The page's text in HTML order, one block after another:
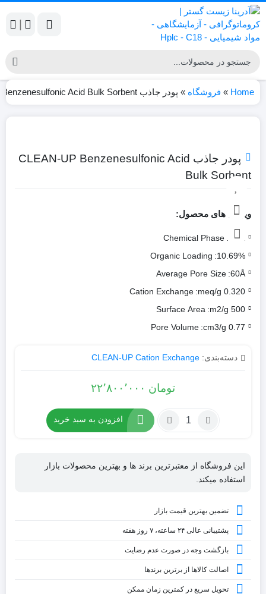
Home
» فروشگاه » پودر جاذب CLEAN-UP Benzenesulfonic Acid Bulk Sorbent
پودر جاذب CLEAN-UP Benzenesulfonic Acid
Bulk Sorbent
ویژگی های محصول:
BCX:
Chemical Phase
10.69%:
Organic Loading
60Å:
Average Pore Size
0.320 meq/g:
Cation Exchange
500 m2/g:
Surface Area
0.77 cm3/g:
Pore Volume
دسته‌بندی: CLEAN-UP Cation Exchange
تومان
افزودن به سبد خرید
این فروشگاه از معتبرترین برند ها و بهترین محصولات بازار
استفاده میکند.
تضمین بهترین قیمت بازار
پشتیبانی عالی ۲۴ ساعته، ۷ روز هفته
بازگشت وجه در صورت عدم رضایت
اصالت کالاها از برترین برندها
تحویل سریع در کمترین زمان ممکن